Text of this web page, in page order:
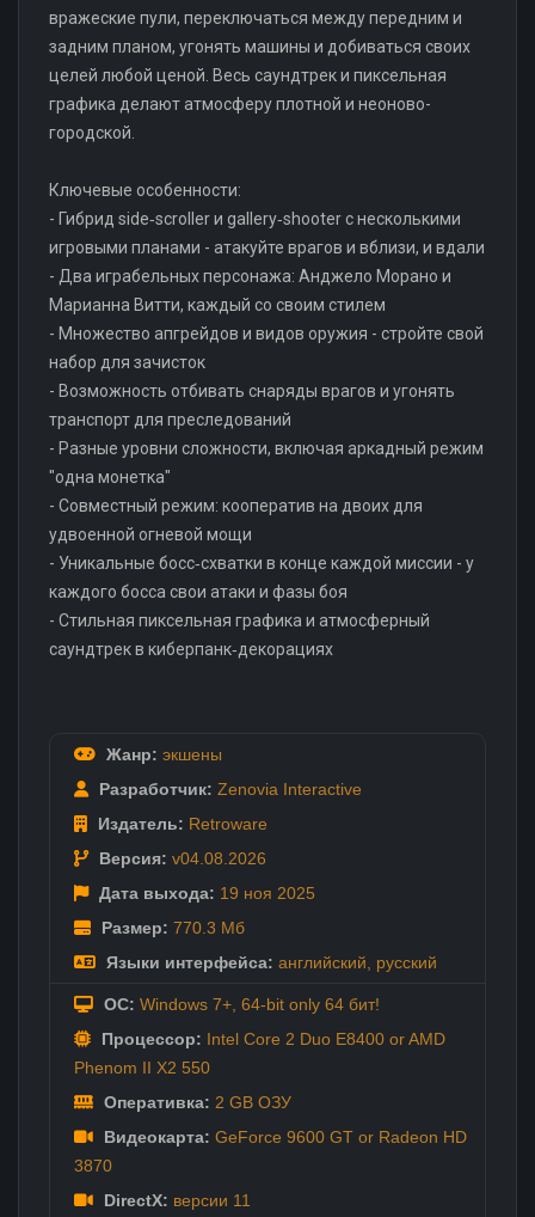
вражеские пули, переключаться между передним и
задним планом, угонять машины и добиваться своих
целей любой ценой. Весь саундтрек и пиксельная
графика делают атмосферу плотной и неоново-
городской.
Ключевые особенности:
- Гибрид side‑scroller и gallery‑shooter с несколькими
игровыми планами - атакуйте врагов и вблизи, и вдали
- Два играбельных персонажа: Анджело Морано и
Марианна Витти, каждый со своим стилем
- Множество апгрейдов и видов оружия - стройте свой
набор для зачисток
- Возможность отбивать снаряды врагов и угонять
транспорт для преследований
- Разные уровни сложности, включая аркадный режим
"одна монетка"
- Совместный режим: кооператив на двоих для
удвоенной огневой мощи
- Уникальные босс‑схватки в конце каждой миссии - у
каждого босса свои атаки и фазы боя
- Стильная пиксельная графика и атмосферный
саундтрек в киберпанк‑декорациях
Жанр: экшены
Разработчик: Zenovia Interactive
Издатель: Retroware
Версия: v04.08.2026
Дата выхода: 19 ноя 2025
Размер: 770.3 Мб
Языки интерфейса: английский русский
ОС: Windows 7+, 64-bit only 64 бит!
Процессор: Intel Core 2 Duo E8400 or AMD
Phenom II X2 550
Оперативка: 2 GB ОЗУ
Видеокарта: GeForce 9600 GT or Radeon HD
3870
DirectX: версии 11